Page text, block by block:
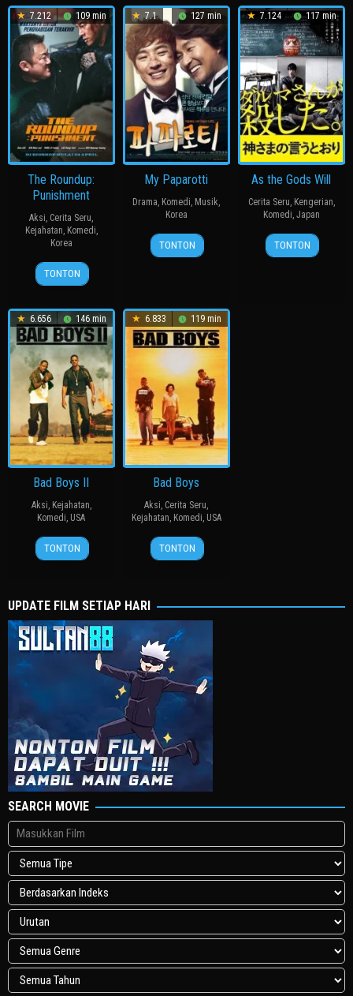
7.212 109 min
The Roundup:
Punishment
Aksi, Cerita Seru,
Kejahatan, Komedi,
Korea
24
Apr
허
명
TONTON
7.1 127 min
My Paparotti
Drama, Komedi, Musik,
Korea
14
Mar
윤
종
TONTON
7.124 117 min
As the Gods Will
Cerita Seru, Kengerian,
Komedi, Japan
15
Nov
三
池
TONTON
6.656 146 min
Bad Boys II
Aksi, Kejahatan,
Komedi, USA
18
Jul
Michael
Bay
TONTON
6.833 119 min
Bad Boys
Aksi, Cerita Seru,
Kejahatan, Komedi, USA
7
Apr
Michael
Bay
TONTON
UPDATE FILM SETIAP HARI
SEARCH MOVIE